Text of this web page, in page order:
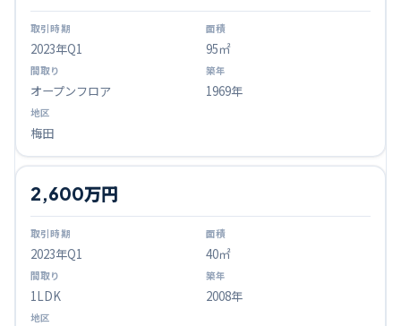
2023年Q1 95㎡
オープンフロア 1969年
梅田
2023年Q1
2,600万円
40㎡
1LDK 2008年